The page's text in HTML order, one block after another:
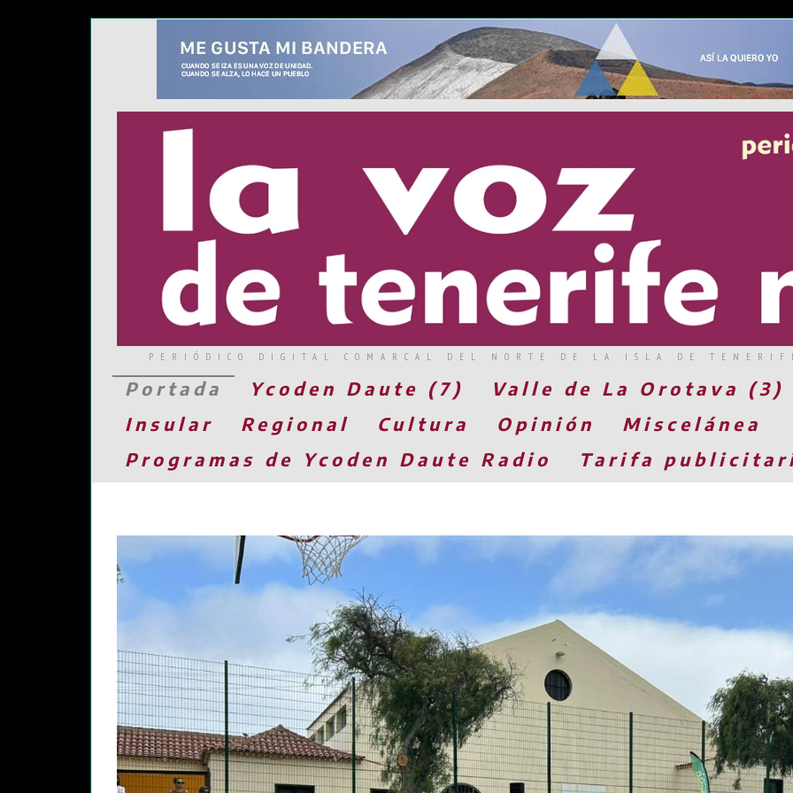
PERIÓDICO DIGITAL COMARCAL DEL NORTE DE LA ISLA DE
Portada Ycoden Daute (7)
Valle de La Orotava (3)
Insular
Regional Cultura Opinión
Miscelánea
Programas de Ycoden Daute Radio
Tarifa